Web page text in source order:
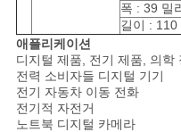
폭 : 39 밀
길이 : 110
애플리케이션
디지털 제품, 전기 제품, 의학
전력 소비자들 디지털 기기
전기 자동차 이동 전화
전기적 자전거
노트북 디지털 카메라